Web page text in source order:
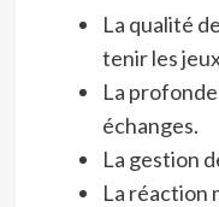
La qualité
tenir les
La
échanges.
La gestion
La réaction